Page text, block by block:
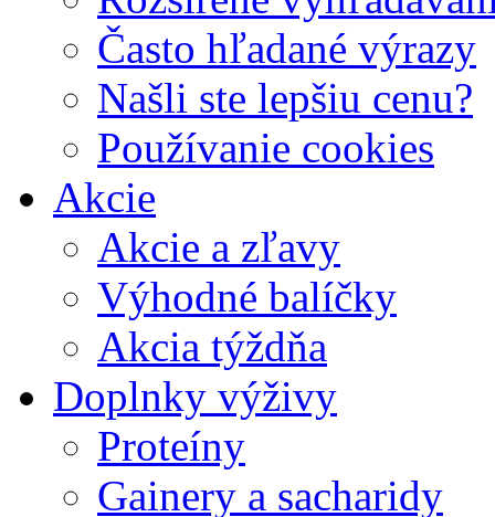
Často hľadané výrazy
Našli ste lepšiu cenu?
Používanie cookies
Akcie
Akcie a zľavy
Výhodné balíčky
Akcia týždňa
Doplnky výživy
Proteíny
Gainery a sacharidy